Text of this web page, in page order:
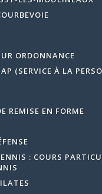
ORDONNANCE
(SERVICE À LA
REMISE EN FORME
: COURS